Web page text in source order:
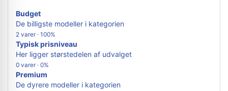
Budget
De billigste modeller i kategorien
2 varer · 100%
Typisk prisniveau
Her ligger størstedelen af udvalget
0 varer · 0%
Premium
De dyrere modeller i kategorien